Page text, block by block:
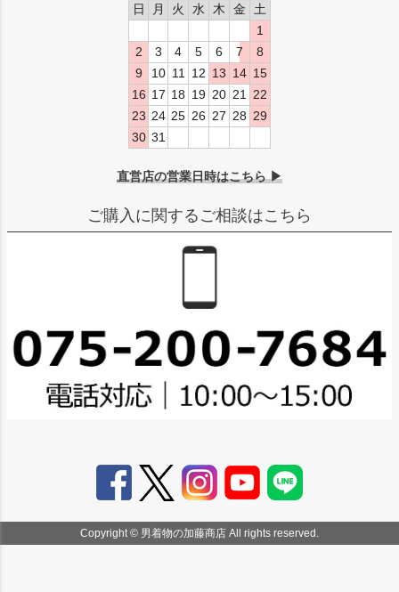
日
月 火 水 木 金
土
1
2
3 4 5 6 7
8
9
10 11 12 13 14 15
16 17 18 19 20 21
22
23 24 25 26 27 28 29
30 31
直営店の営業日時はこちら ▶
ご購入に関するご相談はこちら
Copyright © 男着物の加藤商店 All rights reserved.